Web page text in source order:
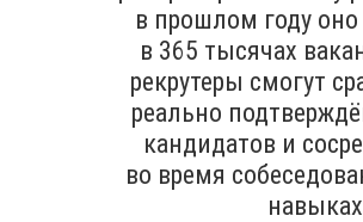
в прошлом году оно
в 365 тысячах
рекрутеры смогут
реально
кандидатов и
во время